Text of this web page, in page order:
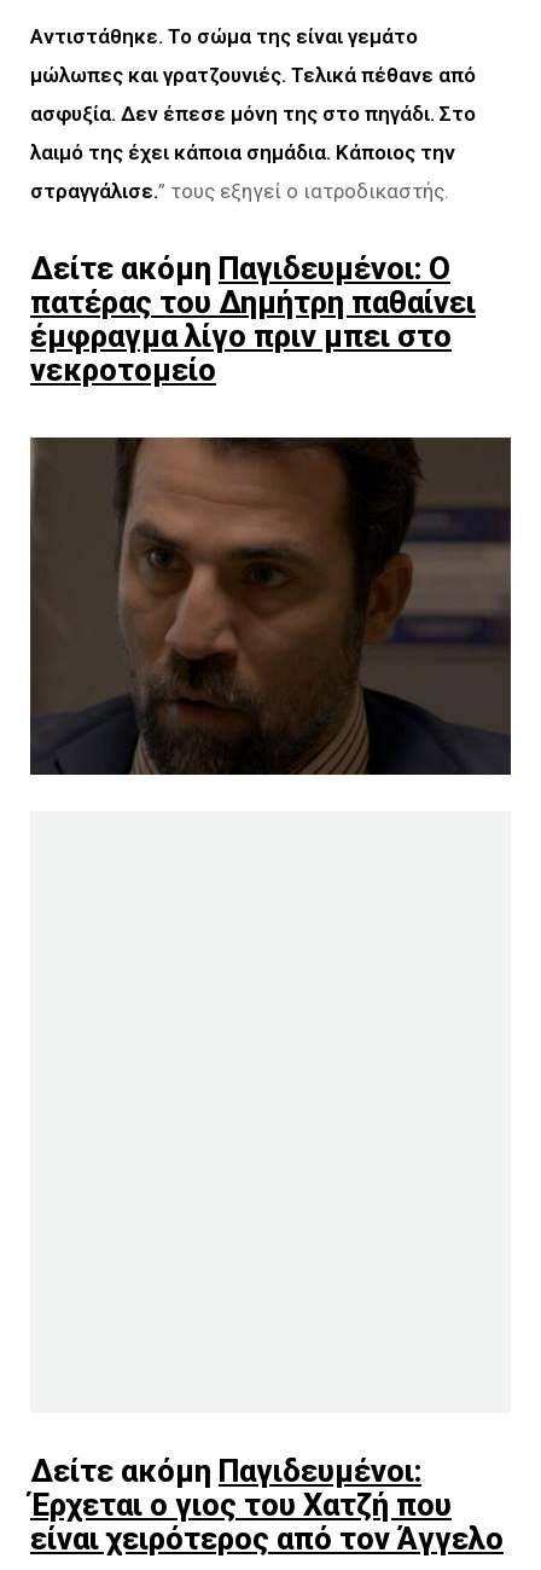
Αντιστάθηκε. Το σώμα της είναι γεμάτο
μώλωπες και γρατζουνιές. Τελικά πέθανε από
ασφυξία. Δεν έπεσε μόνη της στο πηγάδι. Στο
λαιμό της έχει κάποια σημάδια. Κάποιος την
στραγγάλισε.” τους εξηγεί ο ιατροδικαστής.
Δείτε ακόμη Παγιδευμένοι: Ο
πατέρας του Δημήτρη παθαίνει
έμφραγμα λίγο πριν μπει στο
νεκροτομείο
Δείτε ακόμη Παγιδευμένοι:
Έρχεται ο γιος του Χατζή που
είναι χειρότερος από τον Άγγελο